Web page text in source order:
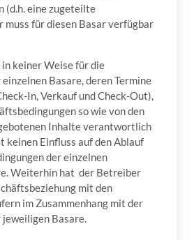
(d.h. eine zugeteilte
muss für diesen Basar verfügbar
keiner Weise für die
Basare, deren Termine
In, Verkauf und Check-Out),
so wie von den
Inhalte verantwortlich
keinen Einfluss auf den Ablauf
der einzelnen
Weiterhin hat der Betreiber
mit den
im Zusammenhang mit der
Basare.